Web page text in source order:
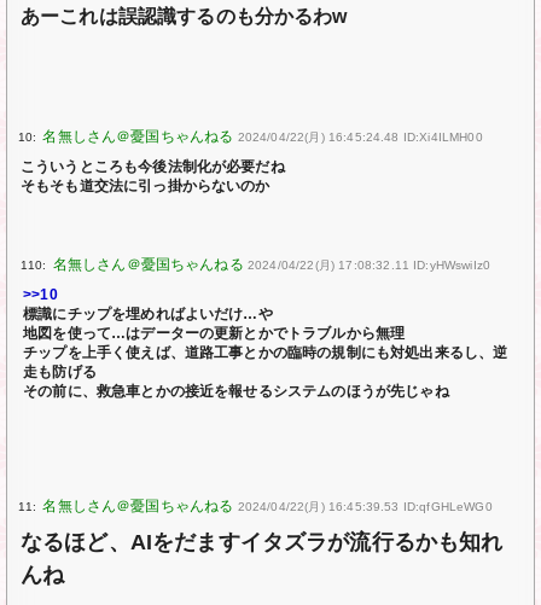
あーこれは誤認識するのも分かるわw
10: 2024/04/22(月) 16:45:24.48 ID:Xi4ILMH00
こういうところも今後法制化が必要だね
そもそも道交法に引っ掛からないのか
110: 2024/04/22(月) 17:08:32.11 ID:yHWswiIz0
>>10
標識にチップを埋めればよいだけ…や
地図を使って…はデーターの更新とかでトラブルから無理
チップを上手く使えば、道路工事とかの臨時の規制にも対処出来るし、逆
走も防げる
その前に、救急車とかの接近を報せるシステムのほうが先じゃね
11: 2024/04/22(月) 16:45:39.53 ID:qfGHLeWG0
なるほど、AIをだますイタズラが流行るかも知れ
んね